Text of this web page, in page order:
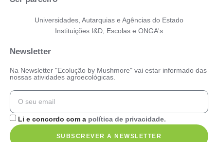
Universidades, Autarquias e Agências do Estado
Instituições I&D, Escolas e ONGA's
Newsletter
Na Newsletter "Ecolução by Mushmore" vai estar informado das
nossas atividades agroecológicas.
Li e concordo com a política de privacidade.
SUBSCREVER A NEWSLETTER